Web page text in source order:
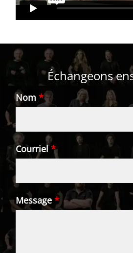
Échangeons
Nom *
Courriel*
Message *